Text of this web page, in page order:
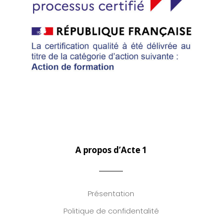
A propos d’Acte 1
Présentation
Politique de confidentalité